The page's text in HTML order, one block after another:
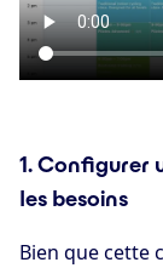
1. Configurer
les besoins
Bien que cette